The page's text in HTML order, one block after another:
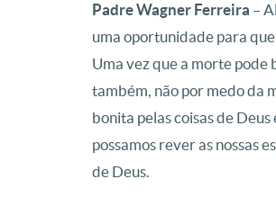
Padre Wagner Ferreira –
uma oportunidade para
Uma vez que a morte pode
também, não por medo da
bonita pelas coisas de
possamos rever as nossas
de Deus.